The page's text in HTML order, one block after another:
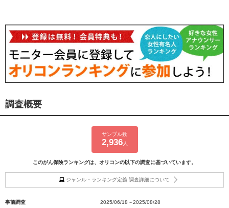
調査概要
サンプル数
2,936人
このがん保険ランキングは、オリコンの以下の調査に基づいています。
ジャンル・ランキング定義 調査詳細について
事前調査
2025/06/18～2025/08/28